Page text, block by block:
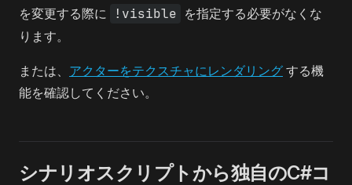
を変更する際に
!visible を指定する必要がなくな
ります。
または、 アクターをテクスチャにレンダリング する機
能を確認してください。
シナリオスクリプトから独自のC#コ